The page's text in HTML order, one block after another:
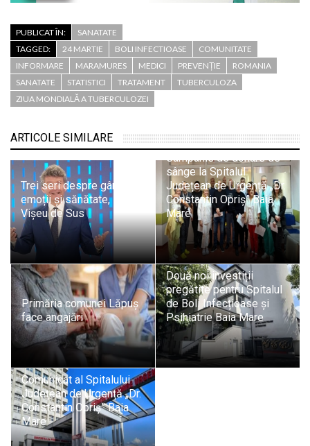
PUBLICAT ÎN:
SANATATE
TAGGED:
24 MARTIE BOLI INFECTIOASE
COMUNITATE
INFORMARE
MARAMURES MEDICI PREVENȚIE
ROMANIA
SANATATE
STATISTICI TRATAMENT
TUBERCULOZA
ZIUA MONDIALĂ A TUBERCULOZEI
ARTICOLE SIMILARE
Trei seri despre gândire,
emoții și sănătate, la
Vișeu de Sus
Campanie de donare de
sânge la Spitalul
Județean de Urgență „Dr.
Constantin Opriș” Baia
Mare
Primăria comunei Lăpuș
face angajări
Două noi investiții
pregătite pentru Spitalul
de Boli Infecțioase și
Psihiatrie Baia Mare
Comunicat al Spitalului
Județean de Urgență „Dr.
Constantin Opriș” Baia
Mare